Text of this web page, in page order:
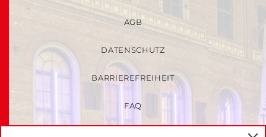
AGB
DATENSCHUTZ
BARRIEREFREIHEIT
FAQ